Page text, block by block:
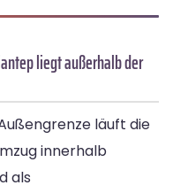
liegt außerhalb der
läuft die
innerhalb
als